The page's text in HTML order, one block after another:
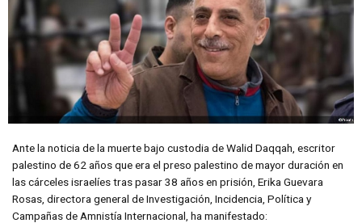
Ante la noticia de la muerte bajo custodia de Walid Daqqah, escritor
palestino de 62 años que era el preso palestino de mayor duración en
las cárceles israelíes tras pasar 38 años en prisión, Erika Guevara
Rosas, directora general de Investigación, Incidencia, Política y
Campañas de Amnistía Internacional, ha manifestado: